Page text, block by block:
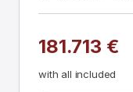
181.713 €
with all included